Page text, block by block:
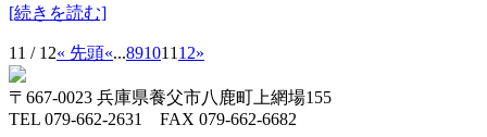
[続きを読む]
11 / 12« 先頭«...891011 12»
〒667-0023 兵庫県養父市八鹿町上網場155
TEL 079-662-2631 FAX 079-662-6682